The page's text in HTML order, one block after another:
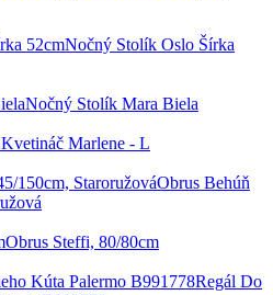
Nočný Stolík Oslo Šírka
Nočný Stolík Mara Biela
Kvetináč Marlene - L
Obrus Behúň
Obrus Steffi, 80/80cm
Regál Do